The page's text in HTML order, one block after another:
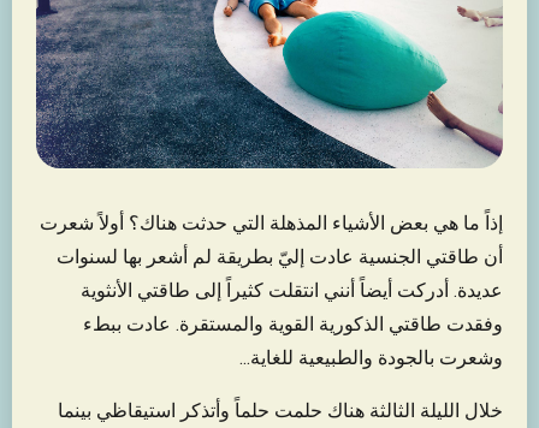
إذاً ما هي بعض الأشياء المذهلة التي حدثت هناك؟ أولاً شعرت
أن طاقتي الجنسية عادت إليّ بطريقة لم أشعر بها لسنوات
عديدة. أدركت أيضاً أنني انتقلت كثيراً إلى طاقتي الأنثوية
وفقدت طاقتي الذكورية القوية والمستقرة. عادت ببطء
وشعرت بالجودة والطبيعية للغاية...
خلال الليلة الثالثة هناك حلمت حلماً وأتذكر استيقاظي بينما